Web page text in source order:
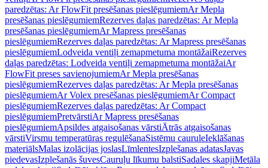
paredzētas: Ar FlowFit presēšanas pieslēgumiemAr Mepla
presēšanas pieslēgumiemRezerves daļas paredzētas: Ar Mepla
presēšanas pieslēgumiemAr Mapress presēšanas
pieslēgumiemRezerves daļas paredzētas: Ar Mapress presēšanas
pieslēgumiemLodveida ventiļi zemapmetuma montāžaiRezerves
daļas paredzētas: Lodveida ventiļi zemapmetuma montāžaiAr
FlowFit preses savienojumiemAr Mepla presēšanas
pieslēgumiemRezerves daļas paredzētas: Ar Mepla presēšanas
pieslēgumiemAr Volex presēšanas pieslēgumiemAr Compact
pieslēgumiemRezerves daļas paredzētas: Ar Compact
pieslēgumiemPretvārstiAr Mapress presēšanas
pieslēgumiemApsildes atgaisošanas vārstiĀtrās atgaisošanas
vārstiVirsmu temperatūras regulēšanaSistēmu cauruleIeklāšanas
materiālsMalas izolācijas joslasLīmlentesIzplešanas adatasJavas
piedevasIzplešanās šuvesCauruļu līkumu balstiSadales skapjiMetāla